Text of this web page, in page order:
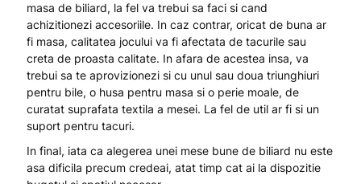
masa de biliard, la fel va trebui sa faci si cand
achizitionezi accesoriile. In caz contrar, oricat de buna ar
fi masa, calitatea jocului va fi afectata de tacurile sau
creta de proasta calitate. In afara de acestea insa, va
trebui sa te aprovizionezi si cu unul sau doua triunghiuri
pentru bile, o husa pentru masa si o perie moale, de
curatat suprafata textila a mesei. La fel de util ar fi si un
suport pentru tacuri.
In final, iata ca alegerea unei mese bune de biliard nu este
asa dificila precum credeai, atat timp cat ai la dispozitie